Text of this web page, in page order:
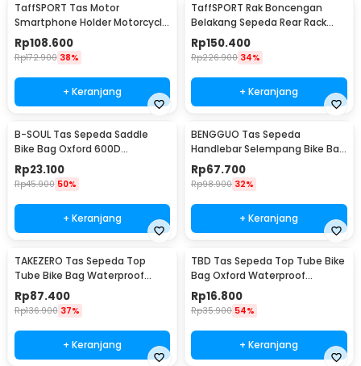
TaffSPORT Tas Motor
Smartphone Holder Motorcycle
Fuel Bag - SA212
Rp108.600
Rp172.900 38%
+ Keranjang
TaffSPORT Rak Boncengan
Belakang Sepeda Rear Rack
Quick Mount - K10
Rp150.400
Rp226.900 34%
+ Keranjang
B-SOUL Tas Sepeda Saddle
Bike Bag Oxford 600D
Waterproof Reflektif
Rp23.100
Rp45.900 50%
+ Keranjang
BENGGUO Tas Sepeda
Handlebar Selempang Bike Bag
Waterproof Multifungsi - P200
Rp67.700
Rp98.900 32%
+ Keranjang
TAKEZERO Tas Sepeda Top
Tube Bike Bag Waterproof
Holder HP 6.8 Inch - TZ47
Rp87.400
Rp136.900 37%
+ Keranjang
TBD Tas Sepeda Top Tube Bike
Bag Oxford Waterproof
Kapasitas Besar - TB01
Rp16.800
Rp35.900 54%
+ Keranjang